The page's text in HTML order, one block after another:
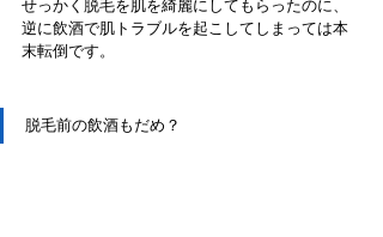
せっかく脱毛を肌を綺麗にしてもらったのに、
逆に飲酒で肌トラブルを起こしてしまっては本
末転倒です。
脱毛前の飲酒もだめ？